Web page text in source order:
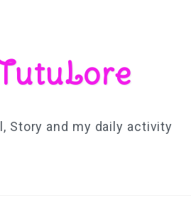
Story and my daily activity